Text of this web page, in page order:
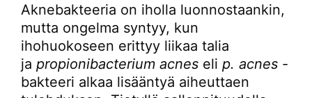
Aknebakteeria on iholla luonnostaankin,
mutta ongelma syntyy, kun
ihohuokoseen erittyy liikaa talia
ja propionibacterium acnes eli p. acnes -
bakteeri alkaa lisääntyä aiheuttaen